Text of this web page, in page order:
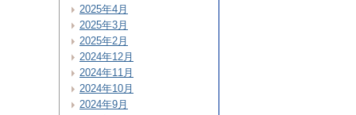
2025年4月
2025年3月
2025年2月
2024年12月
2024年11月
2024年10月
2024年9月